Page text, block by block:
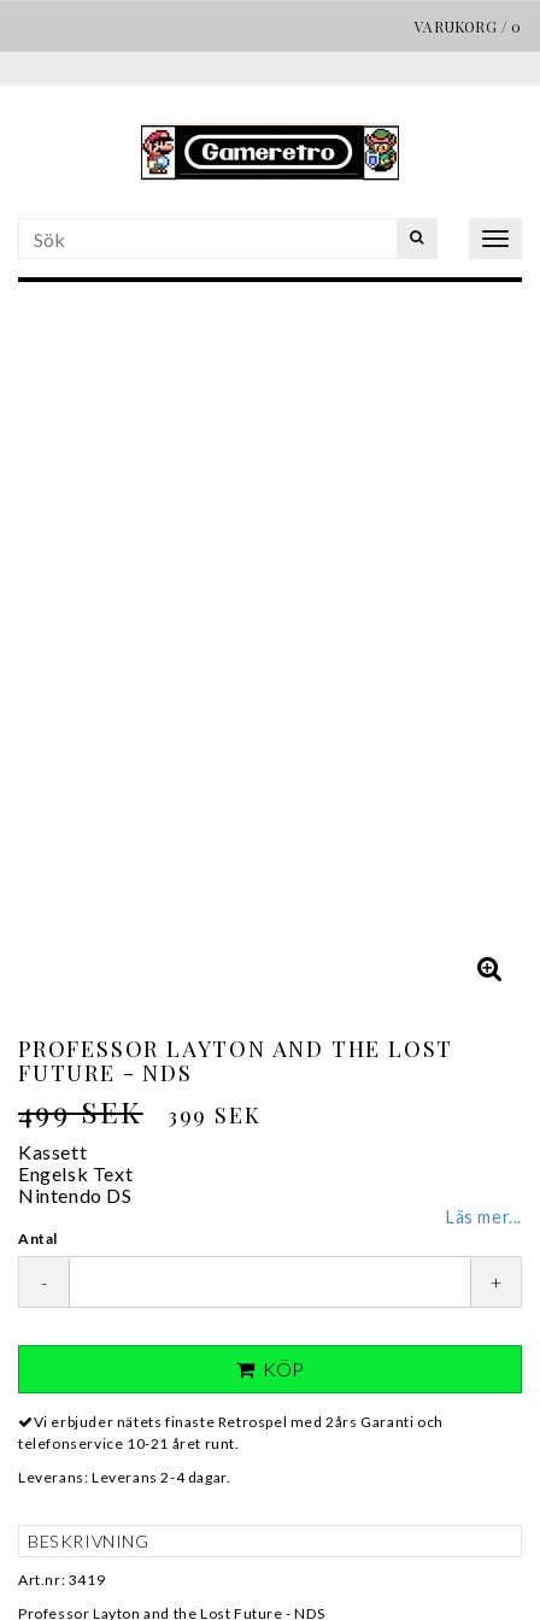
VARUKORG / 0
PROFESSOR LAYTON AND THE LOST
FUTURE - NDS
499 SEK 399 SEK
Kassett
Engelsk Text
Nintendo DS
Läs mer...
Antal
- +
KÖP
Vi erbjuder nätets finaste Retrospel med 2års Garanti och
telefonservice 10-21 året runt.
Leverans: Leverans 2-4 dagar.
BESKRIVNING
Art.nr: 3419
Professor Layton and the Lost Future - NDS